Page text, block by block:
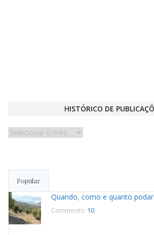
HISTÓRICO DE
Histórico
Popular
Quando, como e quanto
Comments: 10